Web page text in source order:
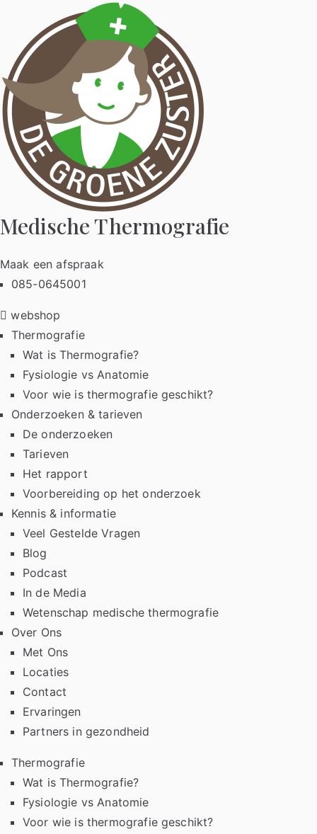
inhoud
Medische Thermografie
Maak een afspraak
085-0645001
webshop
Thermografie
Wat is Thermografie?
Fysiologie vs Anatomie
Voor wie is thermografie geschikt?
Onderzoeken & tarieven
De onderzoeken
Tarieven
Het rapport
Voorbereiding op het onderzoek
Kennis & informatie
Veel Gestelde Vragen
Blog
Podcast
In de Media
Wetenschap medische thermografie
Over Ons
Met Ons
Locaties
Contact
Ervaringen
Partners in gezondheid
Thermografie
Wat is Thermografie?
Fysiologie vs Anatomie
Voor wie is thermografie geschikt?